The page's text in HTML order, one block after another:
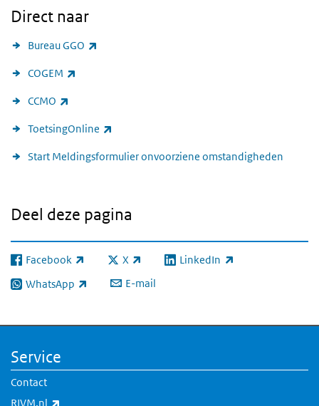
Direct naar
Bureau GGO
COGEM
CCMO
ToetsingOnline
Start Meldingsformulier onvoorziene omstandigheden
Deel deze pagina
Facebook
(externe link) X
(externe link) LinkedIn
(externe link)
WhatsApp
(externe link) E-mail
Service
Contact
RIVM.nl